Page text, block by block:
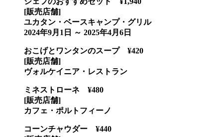
[販売店舗]
ユカタン・ベースキャンプ・グリル
2024年9月1日 ～ 2025年4月6日
おこげとワンタンのスープ ¥420
[販売店舗]
ヴォルケイニア・レストラン
ミネストローネ ¥480
[販売店舗]
カフェ・ポルトフィーノ
コーンチャウダー ¥440